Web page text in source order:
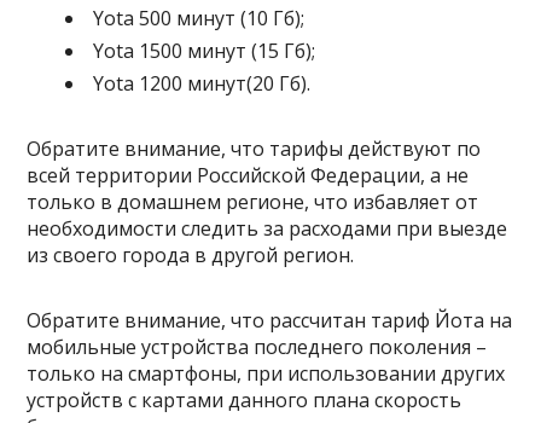
Yota 500 минут (10 Гб);
Yota 1500 минут (15 Гб);
Yota 1200 минут(20 Гб).
Обратите внимание, что тарифы действуют по
всей территории Российской Федерации, а не
только в домашнем регионе, что избавляет от
необходимости следить за расходами при выезде
из своего города в другой регион.
Обратите внимание, что рассчитан тариф Йота на
мобильные устройства последнего поколения –
только на смартфоны, при использовании других
устройств с картами данного плана скорость